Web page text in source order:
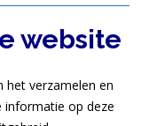
website
het verzamelen en
informatie op deze